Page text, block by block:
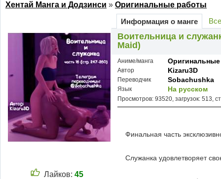
Хентай Манга и Додзинси » Оригинальные работы
Лайков: 45
Информация о манге
Воительница и
Maid)
Аниме/манга
Автор Kizaru3D
Переводчик Sobachushka
Язык На русском
Просмотров: 93520, загрузок: 513,
Финальная часть
Служанка удовлетворяет